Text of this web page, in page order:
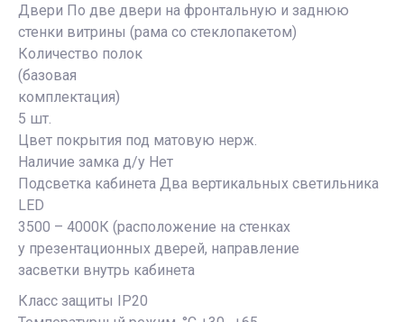
Двери По две двери на фронтальную и заднюю
стенки витрины (рама со стеклопакетом)
Количество полок
(базовая
комплектация)
5 шт.
Цвет покрытия под матовую нерж.
Наличие замка д/у Нет
Подсветка кабинета Два вертикальных светильника
LED
3500 – 4000К (расположение на стенках
у презентационных дверей, направление
засветки внутрь кабинета
Класс защиты IP20